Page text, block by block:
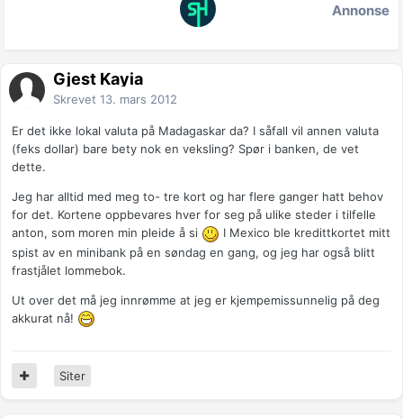
Annonse
Gjest Kayia
Skrevet 13. mars 2012
Er det ikke lokal valuta på Madagaskar da? I såfall vil annen valuta
(feks dollar) bare bety nok en veksling? Spør i banken, de vet
dette.
Jeg har alltid med meg to- tre kort og har flere ganger hatt behov
for det. Kortene oppbevares hver for seg på ulike steder i tilfelle
anton, som moren min pleide å si
I Mexico ble kredittkortet mitt
spist av en minibank på en søndag en gang, og jeg har også blitt
frastjålet lommebok.
Ut over det må jeg innrømme at jeg er kjempemissunnelig på deg
akkurat nå!
Siter